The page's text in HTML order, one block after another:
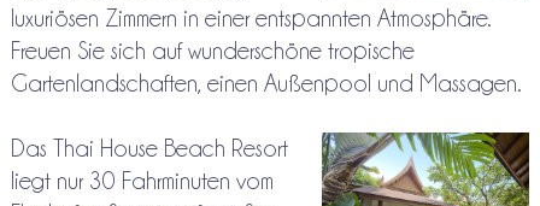
luxuriösen Zimmern in einer entspannten Atmosphäre.
Freuen Sie sich auf wunderschöne tropische
Gartenlandschaften, einen Außenpool und Massagen.
Das Thai House Beach Resort
liegt nur 30 Fahrminuten vom